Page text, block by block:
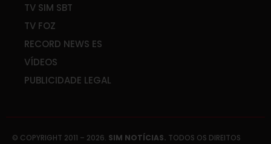
TV SIM SBT
TV FOZ
RECORD NEWS ES
VÍDEOS
PUBLICIDADE LEGAL
© COPYRIGHT 2011 – 2026. SIM NOTÍCIAS. TODOS OS DIREITOS